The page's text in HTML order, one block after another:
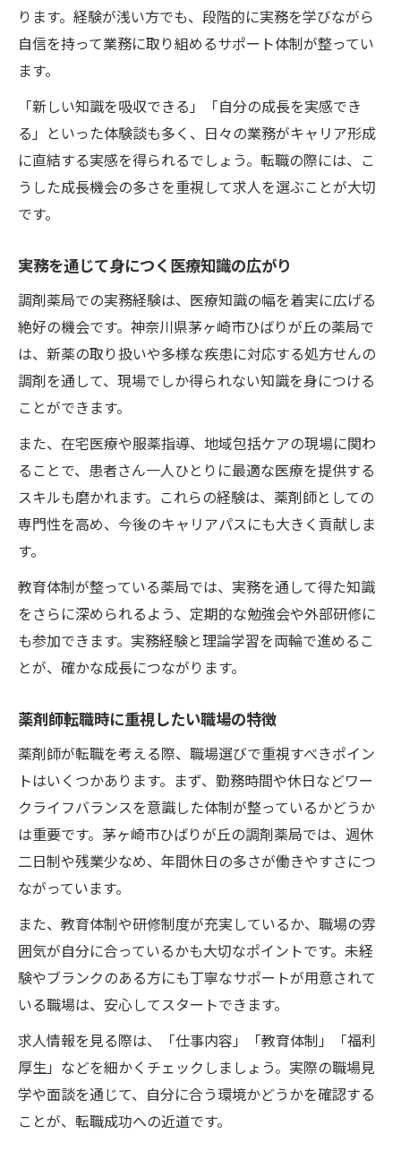
ります。経験が浅い方でも、段階的に実務を学びながら
自信を持って業務に取り組めるサポート体制が整ってい
ます。
「新しい知識を吸収できる」「自分の成長を実感でき
る」といった体験談も多く、日々の業務がキャリア形成
に直結する実感を得られるでしょう。転職の際には、こ
うした成長機会の多さを重視して求人を選ぶことが大切
です。
実務を通じて身につく医療知識の広がり
調剤薬局での実務経験は、医療知識の幅を着実に広げる
絶好の機会です。神奈川県茅ヶ崎市ひばりが丘の薬局で
は、新薬の取り扱いや多様な疾患に対応する処方せんの
調剤を通して、現場でしか得られない知識を身につける
ことができます。
また、在宅医療や服薬指導、地域包括ケアの現場に関わ
ることで、患者さん一人ひとりに最適な医療を提供する
スキルも磨かれます。これらの経験は、薬剤師としての
専門性を高め、今後のキャリアパスにも大きく貢献しま
す。
教育体制が整っている薬局では、実務を通して得た知識
をさらに深められるよう、定期的な勉強会や外部研修に
も参加できます。実務経験と理論学習を両輪で進めるこ
とが、確かな成長につながります。
薬剤師転職時に重視したい職場の特徴
薬剤師が転職を考える際、職場選びで重視すべきポイン
トはいくつかあります。まず、勤務時間や休日などワー
クライフバランスを意識した体制が整っているかどうか
は重要です。茅ヶ崎市ひばりが丘の調剤薬局では、週休
二日制や残業少なめ、年間休日の多さが働きやすさにつ
ながっています。
また、教育体制や研修制度が充実しているか、職場の雰
囲気が自分に合っているかも大切なポイントです。未経
験やブランクのある方にも丁寧なサポートが用意されて
いる職場は、安心してスタートできます。
求人情報を見る際は、「仕事内容」「教育体制」「福利
厚生」などを細かくチェックしましょう。実際の職場見
学や面談を通じて、自分に合う環境かどうかを確認する
ことが、転職成功への近道です。